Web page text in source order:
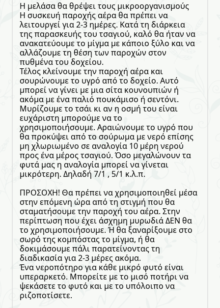
Η μελάσα θα θρέψει τους μικροοργανισμούς
Η συσκευή παροχής αέρα θα πρέπει να
λειτουργεί για 2-3 ημέρες. Κατά τη διάρκεια
της παρασκευής του τσαγιού, καλό θα ήταν να
ανακατεύουμε το μίγμα με κάποιο ξύλο και να
αλλάζουμε τη θέση των παροχών στον
πυθμένα του δοχείου.
Τέλος κλείνουμε την παροχή αέρα και
σουρώνουμε το υγρό από το δοχείο. Αυτό
μπορεί να γίνει με μια σίτα κουνουπιών ή
ακόμα με ένα παλιό πουκάμισο ή σεντόνι.
Μυρίζουμε το τσάι κι αν η οσμή του είναι
ευχάριστη μπορούμε να το
χρησιμοποιήσουμε. Αραιώνουμε το υγρό που
θα προκύψει από το σούρωμα με νερό επίσης
μη χλωριωμένο σε αναλογία 10 μέρη νερού
προς ένα μέρος τσαγιού. Όσο μεγαλώνουν τα
φυτά μας η αναλογία μπορεί να γίνεται
μικρότερη. Δηλαδή 7/1 , 5/1 κ.λ.π.
ΠΡΟΣΟΧΗ! Θα πρέπει να χρησιμοποιηθεί μέσα
στην επόμενη ώρα από τη στιγμή που θα
σταματήσουμε την παροχή του αέρα. Στην
περίπτωση που έχει άσχημη μυρωδιά ΔΕΝ θα
το χρησιμοποιήσουμε. Ή θα ξαναρίξουμε στο
σωρό της κομπόστας το μίγμα, ή θα
δοκιμάσουμε πάλι παρατείνοντας τη
διαδικασία για 2-3 μέρες ακόμα.
Ένα νεροπότηρο για κάθε μικρό φυτό είναι
υπεραρκετό. Μπορείτε με το μισό ποτήρι να
ψεκάσετε το φυτό και με το υπόλοιπο να
ριζοποτίσετε.